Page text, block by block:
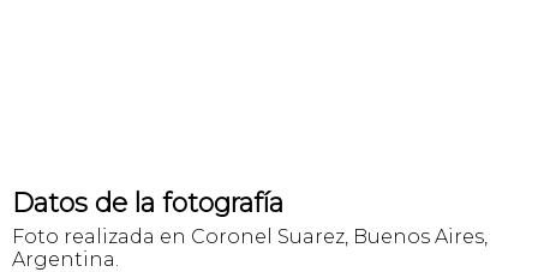
Datos de la fotografía
Foto realizada en Coronel Suarez, Buenos Aires,
Argentina.